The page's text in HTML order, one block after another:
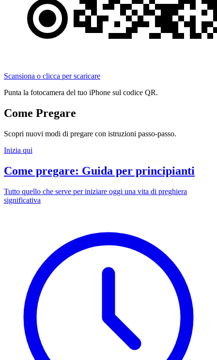
Scansiona o clicca per scaricare
Punta la fotocamera del tuo iPhone sul codice QR.
Come Pregare
Scopri nuovi modi di pregare con istruzioni passo-passo.
Inizia qui
Come pregare: Guida per principianti
Tutto quello che serve per iniziare oggi una vita di preghiera
significativa